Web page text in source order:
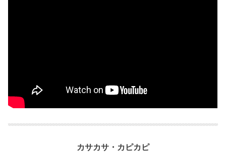
カサカサ・カピカピ